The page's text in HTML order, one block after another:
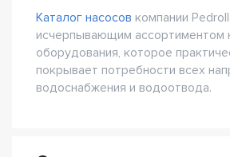
Каталог насосов компании
исчерпывающим ассортиментом
оборудования, которое
покрывает потребности всех
водоснабжения и водоотвода.